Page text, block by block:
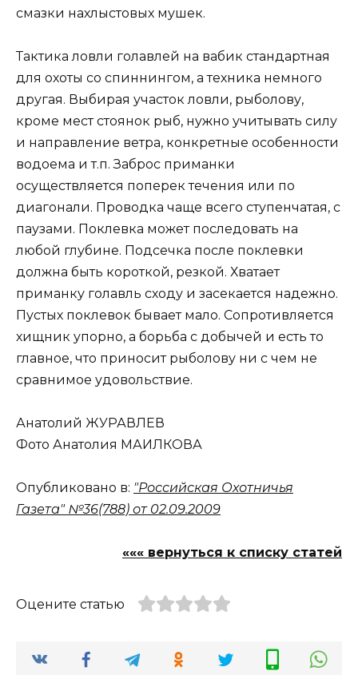
смазки нахлыстовых мушек.
Тактика ловли голавлей на вабик стандартная
для охоты со спиннингом, а техника немного
другая. Выбирая участок ловли, рыболову,
кроме мест стоянок рыб, нужно учитывать силу
и направление ветра, конкретные особенности
водоема и т.п. Заброс приманки
осуществляется поперек течения или по
диагонали. Проводка чаще всего ступенчатая, с
паузами. Поклевка может последовать на
любой глубине. Подсечка после поклевки
должна быть короткой, резкой. Хватает
приманку голавль сходу и засекается надежно.
Пустых поклевок бывает мало. Сопротивляется
хищник упорно, а борьба с добычей и есть то
главное, что приносит рыболову ни с чем не
сравнимое удовольствие.
Анатолий ЖУРАВЛЕВ
Фото Анатолия МАИЛКОВА
Опубликовано в: "Российская Охотничья
Газета" №36(788) от 02.09.2009
««« вернуться к списку статей
Оцените статью